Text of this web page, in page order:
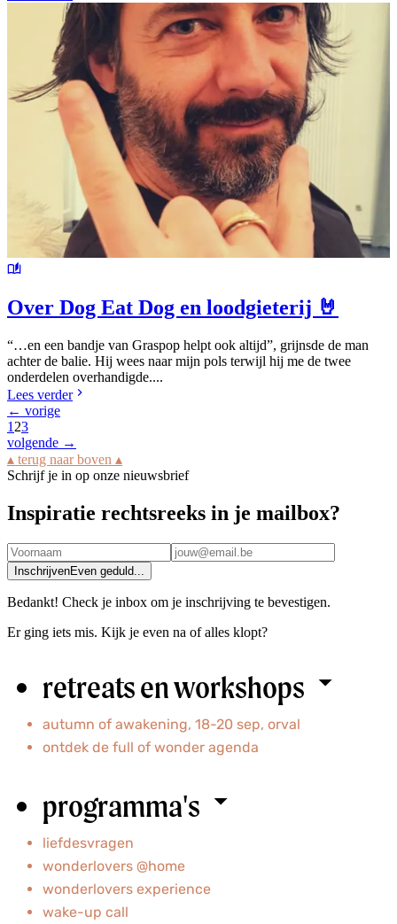
Over Dog Eat Dog en loodgieterij 🤘
“…en een bandje van Graspop helpt ook altijd”, grijnsde de man
achter de balie. Hij wees naar mijn pols terwijl hij me de twee
onderdelen overhandigde....
Lees verder
← vorige
1 23
volgende →
▴ terug naar boven ▴
Schrijf je in op onze nieuwsbrief
Inspiratie rechtsreeks in je mailbox?
InschrijvenEven geduld...
Bedankt! Check je inbox om je inschrijving te bevestigen.
Er ging iets mis. Kijk je even na of alles klopt?
retreats en workshops
autumn of awakening, 18-20 sep, orval
ontdek de full of wonder agenda
programma's
liefdesvragen
wonderlovers @home
wonderlovers experience
wake-up call